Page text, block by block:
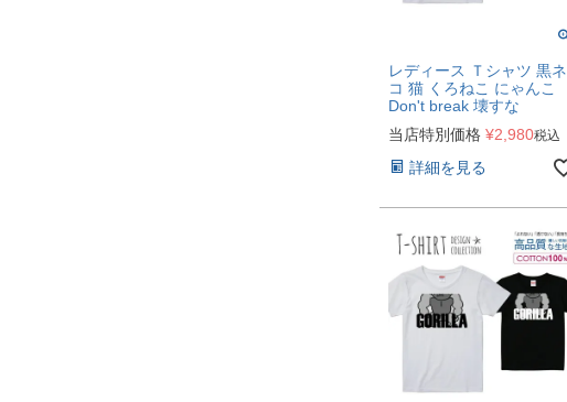
レディース Ｔシャツ 黒ネ
コ 猫 くろねこ にゃんこ
Don't break 壊すな
当店特別価格 ¥2,980税込
詳細を見る